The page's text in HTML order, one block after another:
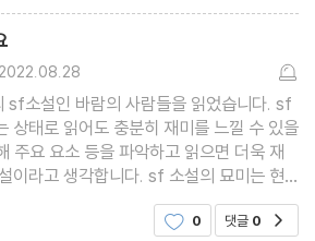
2022.08.28
sf소설인 바람의 사람들을 읽었습니다. sf
상태로 읽어도 충분히 재미를 느낄 수 있을
주요 요소 등을 파악하고 읽으면 더욱 재
이라고 생각합니다. sf 소설의 묘미는 현
한 사건도 우주여행 배경과 갖가지 신기한
느껴진다는 것인데
0 댓글 0